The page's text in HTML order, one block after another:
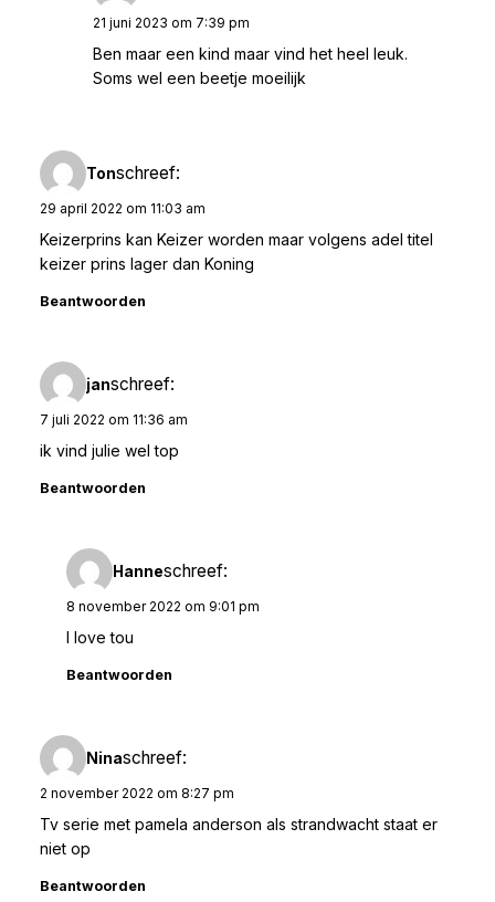
21 juni 2023 om 7:39 pm
Ben maar een kind maar vind het heel leuk.
Soms wel een beetje moeilijk
Tonschreef:
29 april 2022 om 11:03 am
Keizerprins kan Keizer worden maar volgens adel titel
keizer prins lager dan Koning
Beantwoorden
janschreef:
7 juli 2022 om 11:36 am
ik vind julie wel top
Beantwoorden
Hanneschreef:
8 november 2022 om 9:01 pm
I love tou
Beantwoorden
Ninaschreef:
2 november 2022 om 8:27 pm
Tv serie met pamela anderson als strandwacht staat er
niet op
Beantwoorden